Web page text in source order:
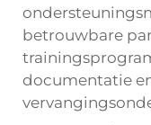
betrouwbare
documentatie